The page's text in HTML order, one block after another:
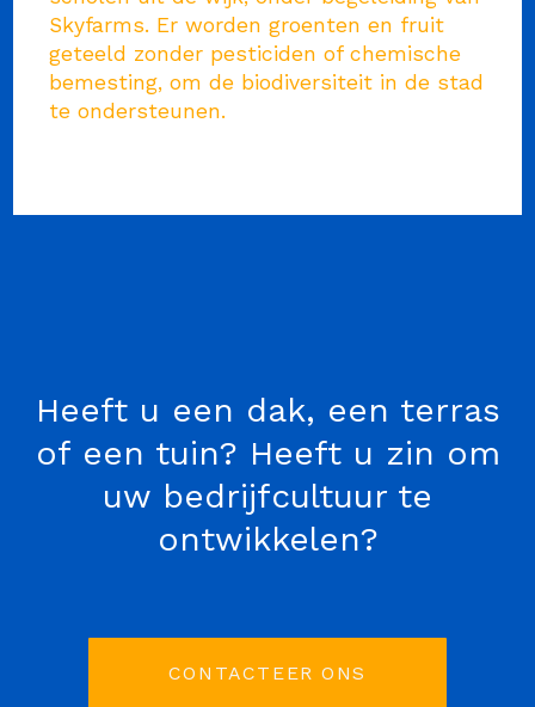
Skyfarms. Er worden groenten en fruit
geteeld zonder pesticiden of chemische
bemesting, om de biodiversiteit in de stad
te ondersteunen.
Heeft u een dak, een terras
of een tuin? Heeft u zin om
uw bedrijfcultuur te
ontwikkelen?
CONTACTEER ONS